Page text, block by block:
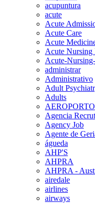
acupuntura
acute
Acute
Acute Care
Acute
Acute Nursing
Acute-
administrar
Administrativo
Adult
Adults
AEROPORTO
Agencia
Agency Job
Agente de
águeda
AHP'S
AHPRA
AHPRA -
airedale
airlines
airways